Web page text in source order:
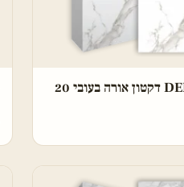
DEKTON AURA דקטון אורה בעובי 20